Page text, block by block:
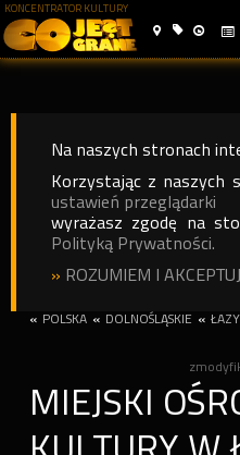
KONCENTRATOR KULTURY
Na naszych stronach
Korzystając z naszych
ustawień przeglądarki
wyrażasz zgodę na
Polityką Prywatności.
» ROZUMIEM I
« POLSKA « DOLNOŚLĄSKIE « ŁAZY
MIEJSKI